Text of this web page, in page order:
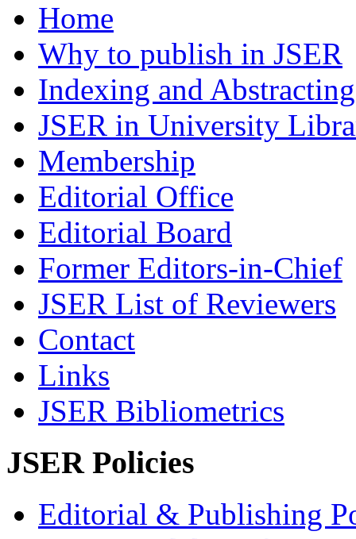
Home
Why to publish in JSER
Indexing and Abstracting
JSER in University
Membership
Editorial Office
Editorial Board
Former Editors-in-Chief
JSER List of Reviewers
Contact
Links
JSER Bibliometrics
JSER Policies
Editorial & Publishing